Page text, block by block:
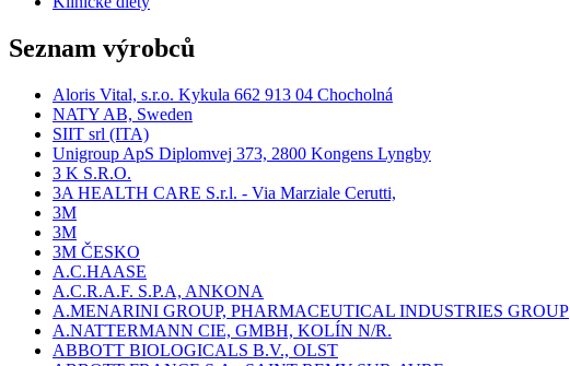
Seznam výrobců
Aloris Vital, s.r.o. Kykula 662 913 04 Chocholná
NATY AB, Sweden
SIIT srl (ITA)
Unigroup ApS Diplomvej 373, 2800 Kongens Lyngby
3 K S.R.O.
3A HEALTH CARE S.r.l. - Via Marziale Cerutti,
3M
3M
3M ČESKO
A.C.HAASE
A.C.R.A.F. S.P.A, ANKONA
A.MENARINI GROUP, PHARMACEUTICAL INDUSTRIES GROUP
A.NATTERMANN CIE, GMBH, KOLÍN N/R.
ABBOTT BIOLOGICALS B.V., OLST